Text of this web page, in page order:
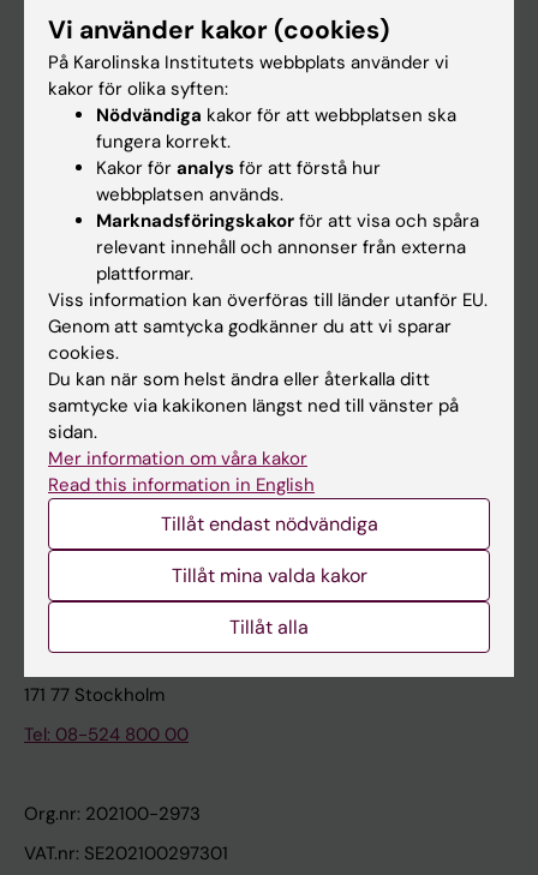
Ladok
Canvas
Schema
Studentmejlen
Kurs- och programwebbar
Student på KI
Medarbetare
Medarbetarportalen
Kontakta och besök KI
Universitetsbiblioteket
Stöd forskning och utbildning
Karolinska Institutet Innovation
Kontakta presstjänsten
Karolinska Institutet
171 77 Stockholm
Tel: 08-524 800 00
Org.nr: 202100-2973
VAT.nr: SE202100297301
Vi använder kakor (cookies)
På Karolinska Institutets webbplats använder vi
kakor för olika syften:
Nödvändiga kakor för att webbplatsen ska
fungera korrekt.
Kakor för analys för att förstå hur
webbplatsen används.
Marknadsföringskakor för att visa och spåra
relevant innehåll och annonser från externa
plattformar.
Viss information kan överföras till länder utanför EU.
Genom att samtycka godkänner du att vi sparar
cookies.
Du kan när som helst ändra eller återkalla ditt
samtycke via kakikonen längst ned till vänster på
sidan.
Mer information om våra kakor
Read this information in English
Tillåt endast nödvändiga
Tillåt mina valda kakor
Tillåt alla